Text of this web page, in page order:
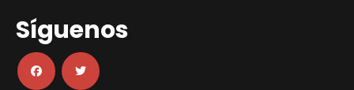
Síguenos